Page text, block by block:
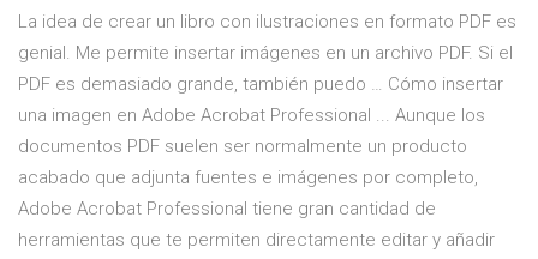
La idea de crear un libro con ilustraciones en formato PDF es
genial. Me permite insertar imágenes en un archivo PDF. Si el
PDF es demasiado grande, también puedo … Cómo insertar
una imagen en Adobe Acrobat Professional ... Aunque los
documentos PDF suelen ser normalmente un producto
acabado que adjunta fuentes e imágenes por completo,
Adobe Acrobat Professional tiene gran cantidad de
herramientas que te permiten directamente editar y añadir